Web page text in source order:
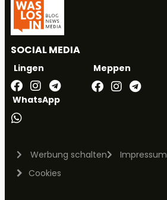
SOCIAL MEDIA
Lingen Meppen
WhatsApp
Werbung schalten Impressum
Cookies